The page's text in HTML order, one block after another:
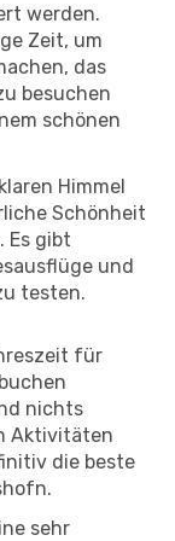
werden.
Zeit, um
das
besuchen
schönen
Himmel
Schönheit
Es gibt
und
testen.
für
nichts
Aktivitäten
die beste
sehr